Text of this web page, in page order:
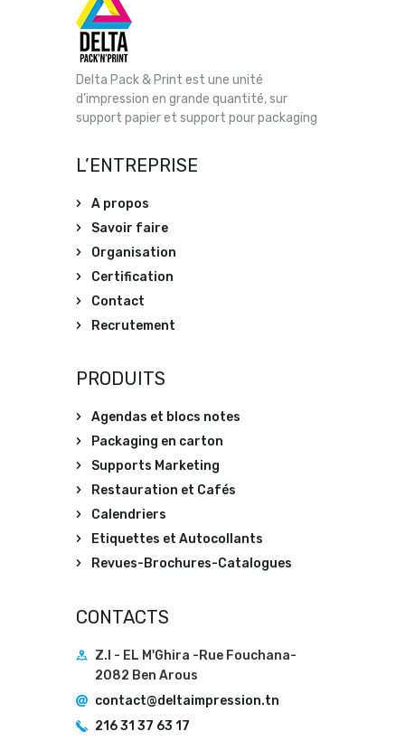
Delta Pack & Print est une unité
d’impression en grande quantité, sur
support papier et support pour packaging
L’ENTREPRISE
A propos
Savoir faire
Organisation
Certification
Contact
Recrutement
PRODUITS
Agendas et blocs notes
Packaging en carton
Supports Marketing
Restauration et Cafés
Calendriers
Etiquettes et Autocollants
Revues-Brochures-Catalogues
CONTACTS
Z.I - EL M'Ghira -Rue Fouchana-
2082 Ben Arous
contact@deltaimpression.tn
216 31 37 63 17